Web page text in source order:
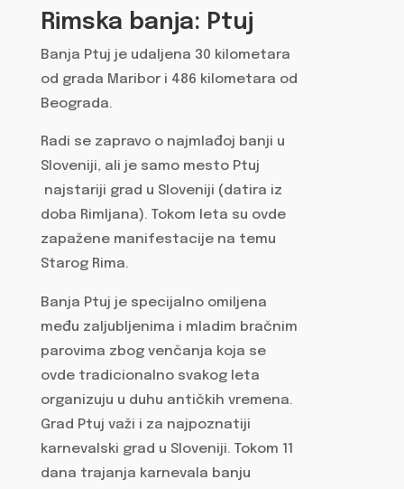
Rimska banja: Ptuj
Banja Ptuj je udaljena 30 kilometara
od grada Maribor i 486 kilometara od
Beograda.
Radi se zapravo o najmlađoj banji u
Sloveniji, ali je samo mesto Ptuj
najstariji grad u Sloveniji (datira iz
doba Rimljana). Tokom leta su ovde
zapažene manifestacije na temu
Starog Rima.
Banja Ptuj je specijalno omiljena
među zaljubljenima i mladim bračnim
parovima zbog venčanja koja se
ovde tradicionalno svakog leta
organizuju u duhu antičkih vremena.
Grad Ptuj važi i za najpoznatiji
karnevalski grad u Sloveniji. Tokom 11
dana trajanja karnevala banju